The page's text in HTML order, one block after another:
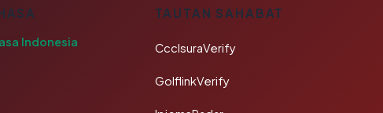
Indonesia
TAUTAN SAHABAT
CcclsuraVerify
GolflinkVerify